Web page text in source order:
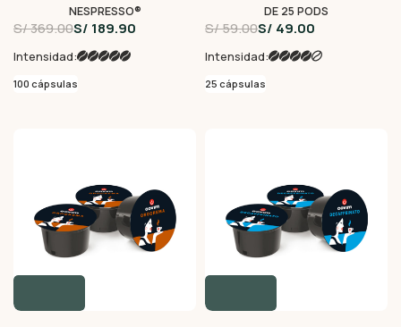
NESPRESSO®
S/ 369.00S/ 189.90
Intensidad:
100 cápsulas
DE 25 PODS
S/ 59.00S/ 49.00
Intensidad:
25 cápsulas